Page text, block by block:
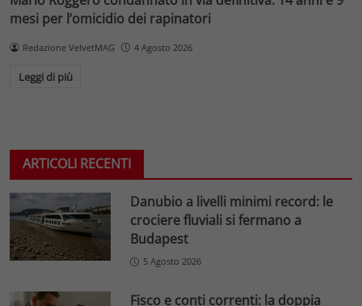
mesi per l’omicidio dei rapinatori
Redazione VelvetMAG 4 Agosto 2026
Leggi di più
ARTICOLI RECENTI
Danubio a livelli minimi record: le
crociere fluviali si fermano a
Budapest
5 Agosto 2026
Fisco e conti correnti: la doppia